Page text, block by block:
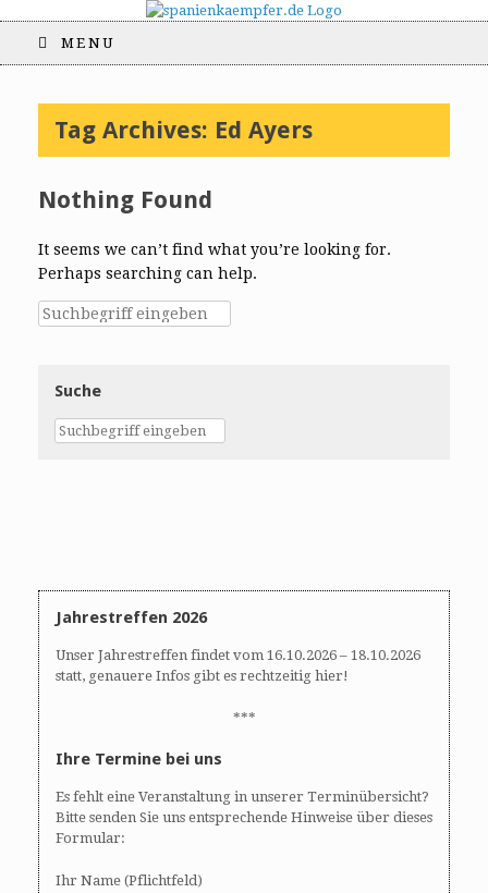
MENU
Tag Archives: Ed Ayers
Nothing Found
It seems we can’t find what you’re looking for.
Perhaps searching can help.
Suche
Jahrestreffen 2026
Unser Jahrestreffen findet vom 16.10.2026 – 18.10.2026
statt, genauere Infos gibt es rechtzeitig hier!
***
Ihre Termine bei uns
Es fehlt eine Veranstaltung in unserer Terminübersicht?
Bitte senden Sie uns entsprechende Hinweise über dieses
Formular:
Ihr Name (Pflichtfeld)